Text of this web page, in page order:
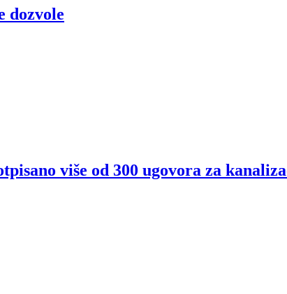
dozvole
više od 300 ugovora za